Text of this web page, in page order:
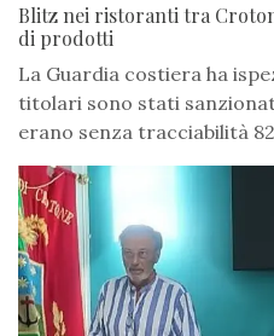
Blitz nei ristoranti tra
di prodotti
La Guardia costiera ha
titolari sono stati
erano senza tracciabilità